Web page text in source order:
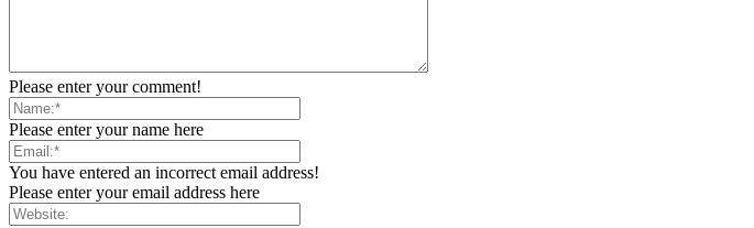
Please enter your comment!
Please enter your name here
You have entered an incorrect email address!
Please enter your email address here